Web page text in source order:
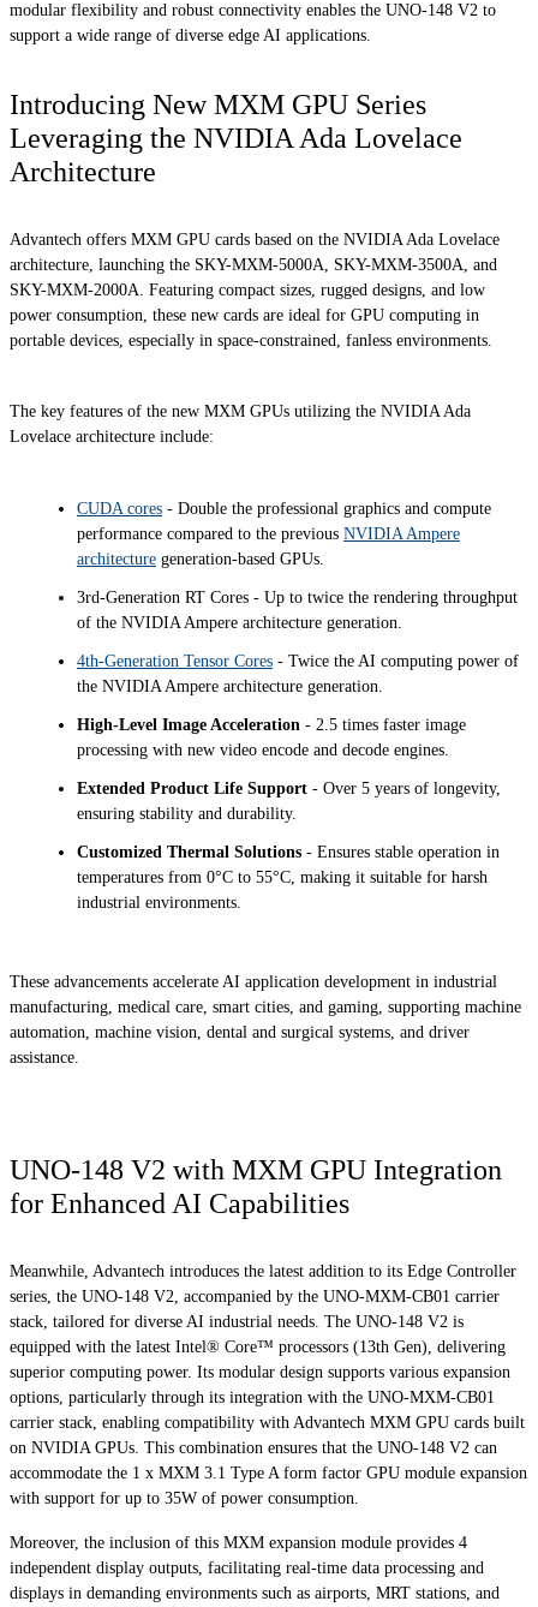
modular flexibility and robust connectivity enables the UNO-148 V2 to
support a wide range of diverse edge AI applications.
Introducing New MXM GPU Series
Leveraging the NVIDIA Ada Lovelace
Architecture
Advantech offers MXM GPU cards based on the NVIDIA Ada Lovelace
architecture, launching the SKY-MXM-5000A, SKY-MXM-3500A, and
SKY-MXM-2000A. Featuring compact sizes, rugged designs, and low
power consumption, these new cards are ideal for GPU computing in
portable devices, especially in space-constrained, fanless environments.
The key features of the new MXM GPUs utilizing the NVIDIA Ada
Lovelace architecture include:
CUDA cores - Double the professional graphics and compute
performance compared to the previous NVIDIA Ampere
architecture generation-based GPUs.
3rd-Generation RT Cores - Up to twice the rendering throughput
of the NVIDIA Ampere architecture generation.
4th-Generation Tensor Cores - Twice the AI computing power of
the NVIDIA Ampere architecture generation.
High-Level Image Acceleration - 2.5 times faster image
processing with new video encode and decode engines.
Extended Product Life Support - Over 5 years of longevity,
ensuring stability and durability.
Customized Thermal Solutions - Ensures stable operation in
temperatures from 0°C to 55°C, making it suitable for harsh
industrial environments.
These advancements accelerate AI application development in industrial
manufacturing, medical care, smart cities, and gaming, supporting machine
automation, machine vision, dental and surgical systems, and driver
assistance.
UNO-148 V2 with MXM GPU Integration
for Enhanced AI Capabilities
Meanwhile, Advantech introduces the latest addition to its Edge Controller
series, the UNO-148 V2, accompanied by the UNO-MXM-CB01 carrier
stack, tailored for diverse AI industrial needs. The UNO-148 V2 is
equipped with the latest Intel® Core™ processors (13th Gen), delivering
superior computing power. Its modular design supports various expansion
options, particularly through its integration with the UNO-MXM-CB01
carrier stack, enabling compatibility with Advantech MXM GPU cards built
on NVIDIA GPUs. This combination ensures that the UNO-148 V2 can
accommodate the 1 x MXM 3.1 Type A form factor GPU module expansion
with support for up to 35W of power consumption.
Moreover, the inclusion of this MXM expansion module provides 4
independent display outputs, facilitating real-time data processing and
displays in demanding environments such as airports, MRT stations, and